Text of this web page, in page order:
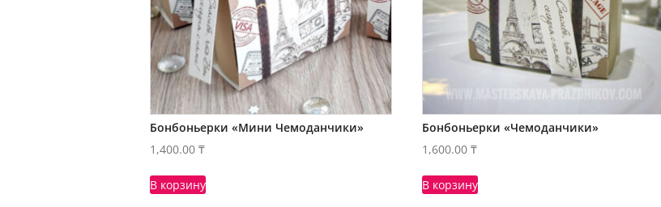
Бонбоньерки «Мини Чемоданчики»
1,400.00 ₸
В корзину
Бонбоньерки «Чемоданчики»
1,600.00₸
В корзину